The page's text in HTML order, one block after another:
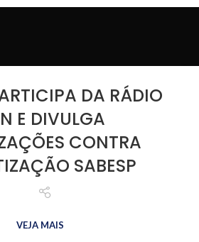
DA RÁDIO
E DIVULGA
CONTRA
SABESP
VEJA MAIS